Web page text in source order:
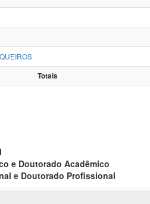
Totais
e Doutorado Acadêmico
e Doutorado Profissional